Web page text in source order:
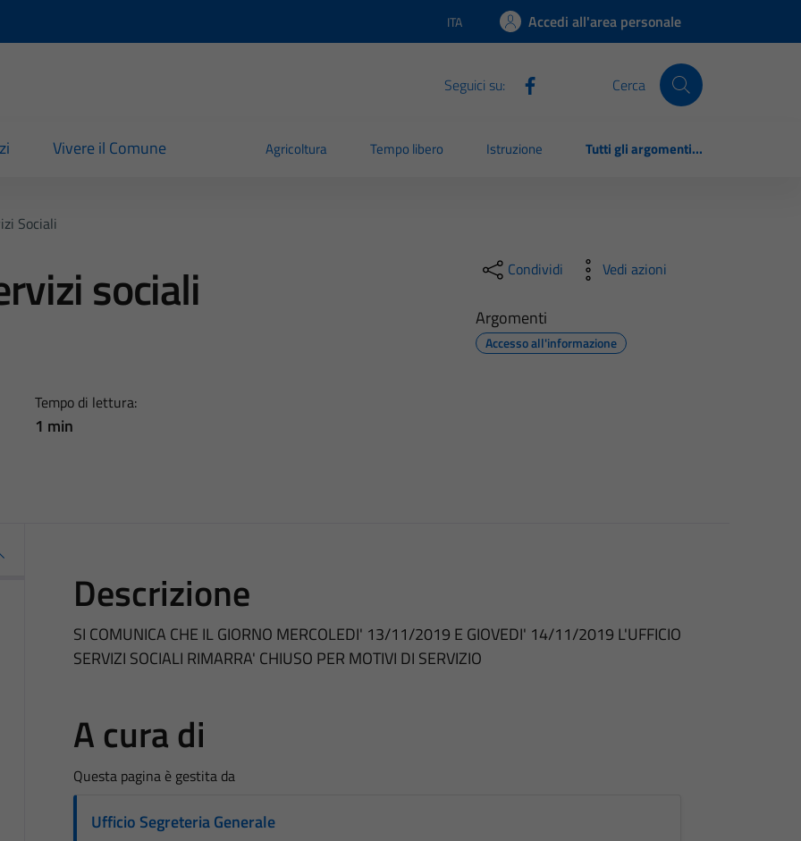
Lingua attiva:
ITA Accedi all'area personale
Seguici su: Cerca
Vivere il Comune Agricoltura Tempo libero Istruzione Tutti gli argomenti...
Sociali
sociali
Tempo di lettura:
1 min
Condividi Vedi azioni
Argomenti
Accesso all'informazione
Descrizione
SI COMUNICA CHE IL GIORNO MERCOLEDI' 13/11/2019 E GIOVEDI' 14/11/2019 L'UFFICIO
SERVIZI SOCIALI RIMARRA' CHIUSO PER MOTIVI DI SERVIZIO
A cura di
Questa pagina è gestita da
Ufficio Segreteria Generale